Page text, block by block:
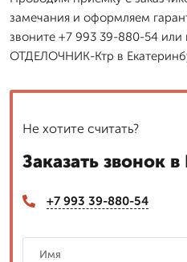
замечания и оформляем
звоните +7 993 39-880-54
ОТДЕЛОЧНИК-Ктр в
Не хотите считать?
Заказать звонок
+7 993 39-880-54